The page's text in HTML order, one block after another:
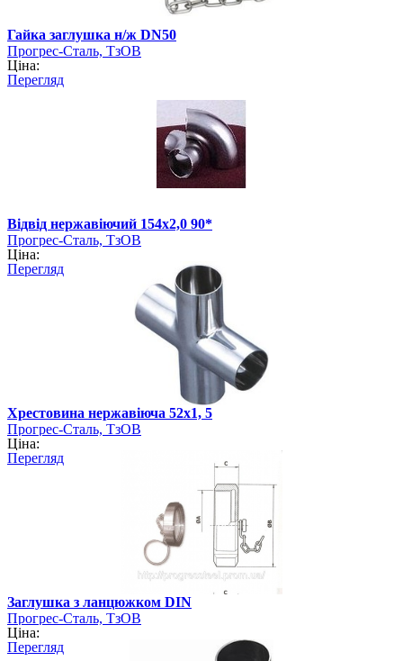
Гайка заглушка н/ж DN50
Прогрес-Сталь, ТзОВ
Ціна:
Перегляд
Відвід нержавіючий 154х2,0 90*
Прогрес-Сталь, ТзОВ
Ціна:
Перегляд
Хрестовина нержавіюча 52х1, 5
Прогрес-Сталь, ТзОВ
Ціна:
Перегляд
Заглушка з ланцюжком DIN
Прогрес-Сталь, ТзОВ
Ціна:
Перегляд